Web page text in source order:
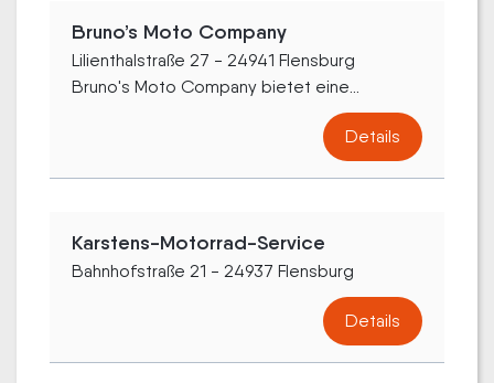
Bruno’s Moto Company
Lilienthalstraße 27 - 24941 Flensburg
Bruno's Moto Company bietet eine...
Details
Karstens-Motorrad-Service
Bahnhofstraße 21 - 24937 Flensburg
Details